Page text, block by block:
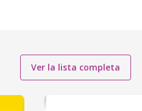
Ver la lista completa